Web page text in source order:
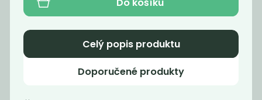
Rýžové vločky
Pohankové
Do košíku
Celý popis produktu
Doporučené produkty